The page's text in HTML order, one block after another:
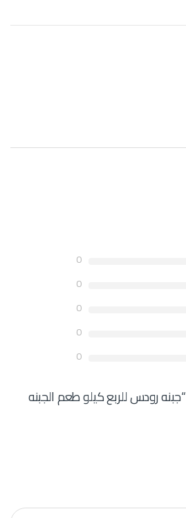
0
0
0
0
0
Be the first to review “جبنه رودس للربع كيلو طعم الجبنه